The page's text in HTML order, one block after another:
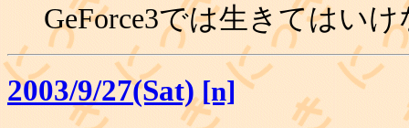
GeForce3では生きては
2003/9/27(Sat) [n]